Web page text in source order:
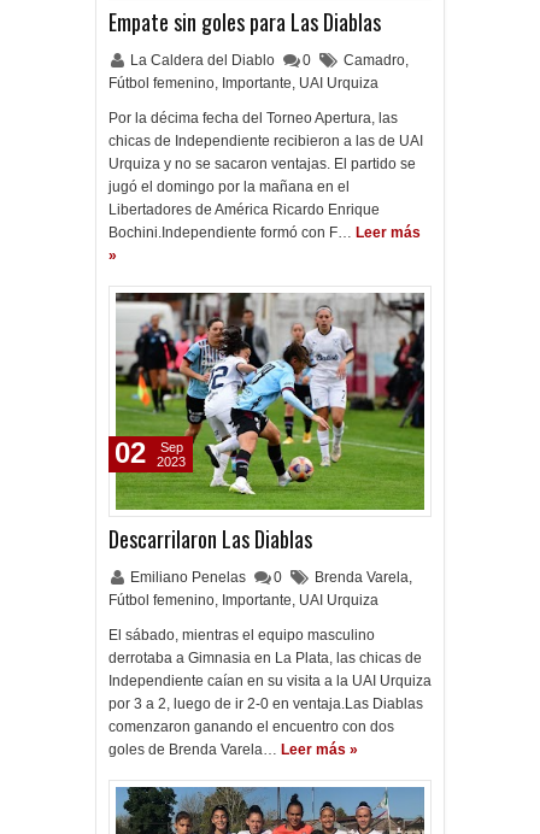
Empate sin goles para Las Diablas
La Caldera del Diablo 0 Camadro,
Fútbol femenino, Importante, UAI Urquiza
Por la décima fecha del Torneo Apertura, las
chicas de Independiente recibieron a las de UAI
Urquiza y no se sacaron ventajas. El partido se
jugó el domingo por la mañana en el
Libertadores de América Ricardo Enrique
Bochini.Independiente formó con F… Leer más
»
Descarrilaron Las Diablas
Emiliano Penelas 0 Brenda Varela,
Fútbol femenino, Importante, UAI Urquiza
El sábado, mientras el equipo masculino
derrotaba a Gimnasia en La Plata, las chicas de
Independiente caían en su visita a la UAI Urquiza
por 3 a 2, luego de ir 2-0 en ventaja.Las Diablas
comenzaron ganando el encuentro con dos
goles de Brenda Varela… Leer más »
02
Sep
2023